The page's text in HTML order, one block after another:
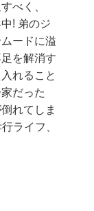
べく、
! 弟のジ
ードに溢
を解消す
れること
だった
れてしま
ライフ、